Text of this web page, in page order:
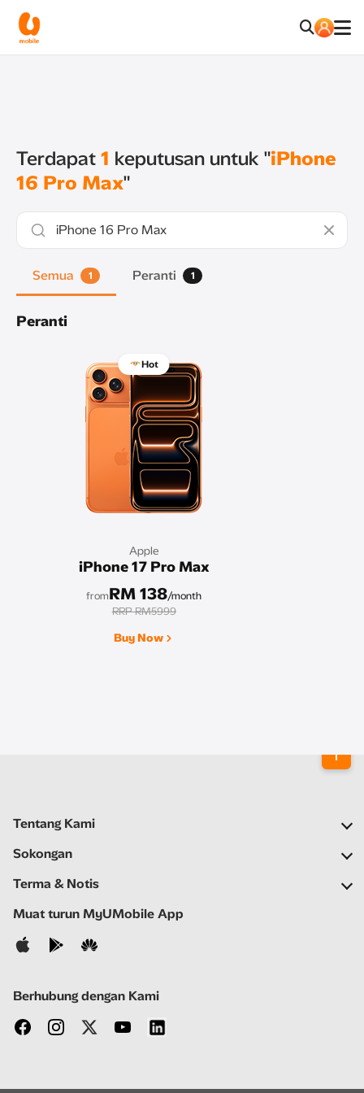
Terdapat 1 keputusan untuk "iPhone
16 Pro Max"
Semua 1 Peranti 1
Peranti
Hot
Apple
iPhone 17 Pro Max
fromRM 138/month
RRP RM5999
Buy Now
Tentang Kami
Syarikat Kami
Ruang Berita
Kerjaya
Sokongan
Soalan Lazim
Bantuan Kendiri
Hubungi Kami
Terma & Notis
Notis Penting
Notis Privasi
Muat turun MyUMobile App
Berhubung dengan Kami